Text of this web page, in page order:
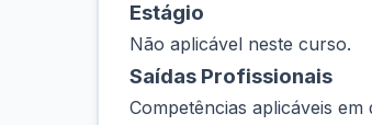
Estágio
Não aplicável neste curso.
Saídas Profissionais
Competências aplicáveis